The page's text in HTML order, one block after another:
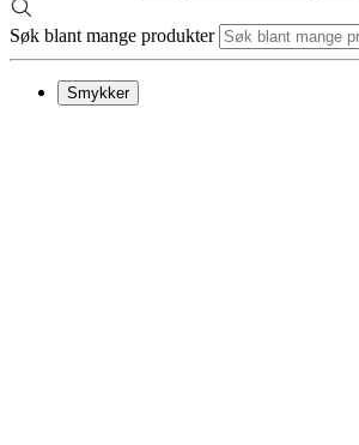
Søk blant mange produkter
Smykker